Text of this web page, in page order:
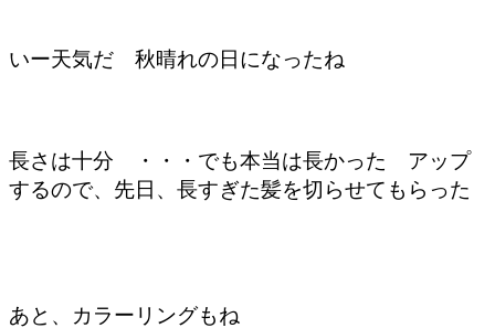
いー天気だ 秋晴れの日になったね
長さは十分 ・・・でも本当は長かった アップ
するので、先日、長すぎた髪を切らせてもらった
あと、カラーリングもね